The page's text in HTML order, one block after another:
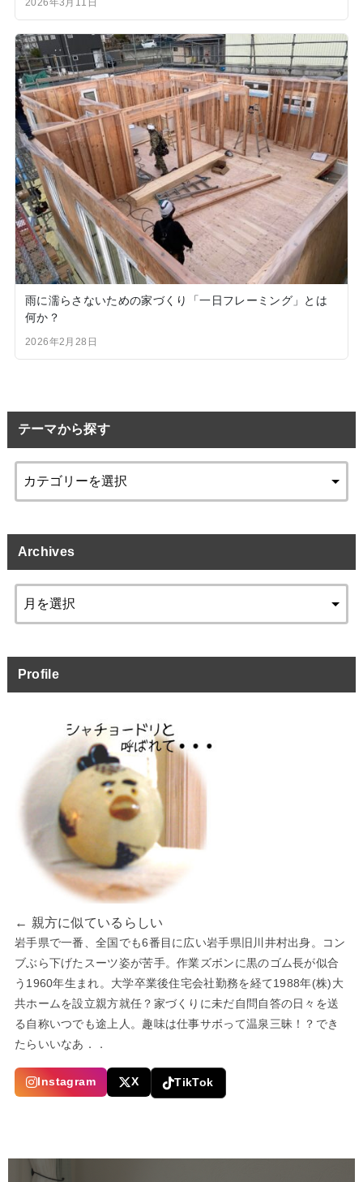
2026年3月11日
雨に濡らさないための家づくり「一日フレーミング」とは
何か？
2026年2月28日
テーマから探す
Archives
Profile
← 親方に似ているらしい
岩手県で一番、全国でも6番目に広い岩手県旧川井村出身。コン
ブぶら下げたスーツ姿が苦手。作業ズボンに黒のゴム長が似合
う1960年生まれ。大学卒業後住宅会社勤務を経て1988年(株)大
共ホームを設立親方就任？家づくりに未だ自問自答の日々を送
る自称いつでも途上人。趣味は仕事サボって温泉三昧！？でき
たらいいなあ．．
Instagram X TikTok